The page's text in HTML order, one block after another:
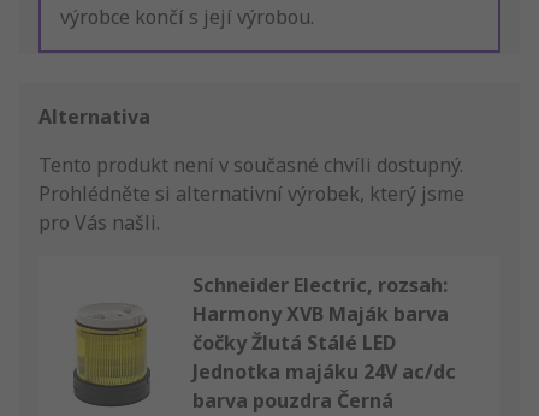
výrobce končí s její výrobou.
Alternativa
Tento produkt není v současné chvíli dostupný.
Prohlédněte si alternativní výrobek, který jsme
pro Vás našli.
Schneider Electric, rozsah:
Harmony XVB Maják barva
čočky Žlutá Stálé LED
Jednotka majáku 24V ac/dc
barva pouzdra Černá